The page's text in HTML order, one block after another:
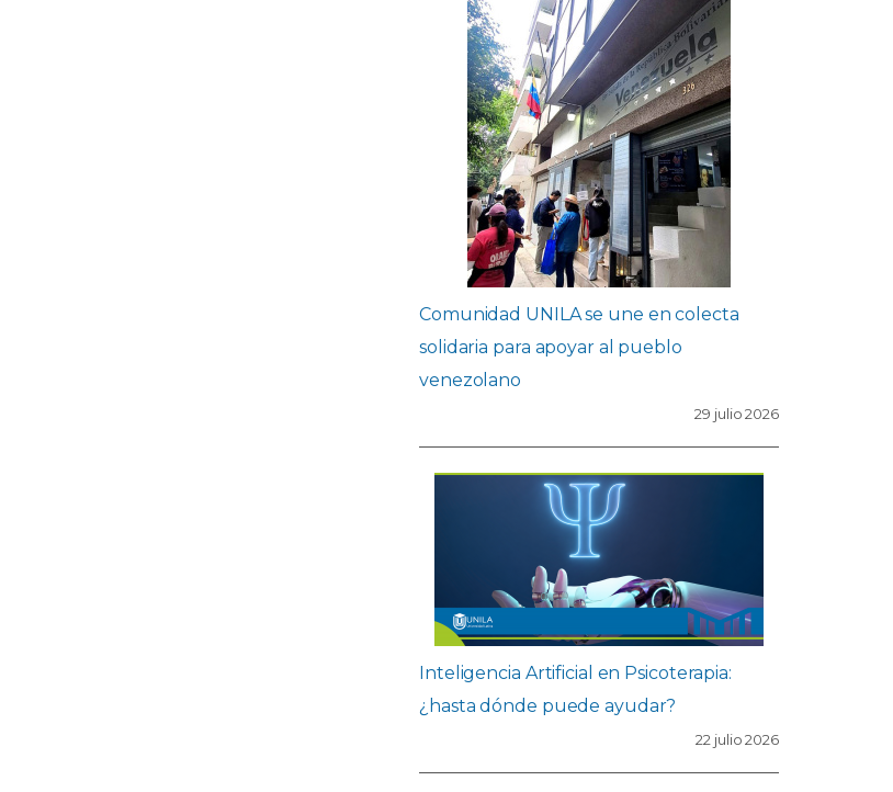
Comunidad UNILA se une en colecta
solidaria para apoyar al pueblo
venezolano
29 julio 2026
Inteligencia Artificial en Psicoterapia:
¿hasta dónde puede ayudar?
22 julio 2026